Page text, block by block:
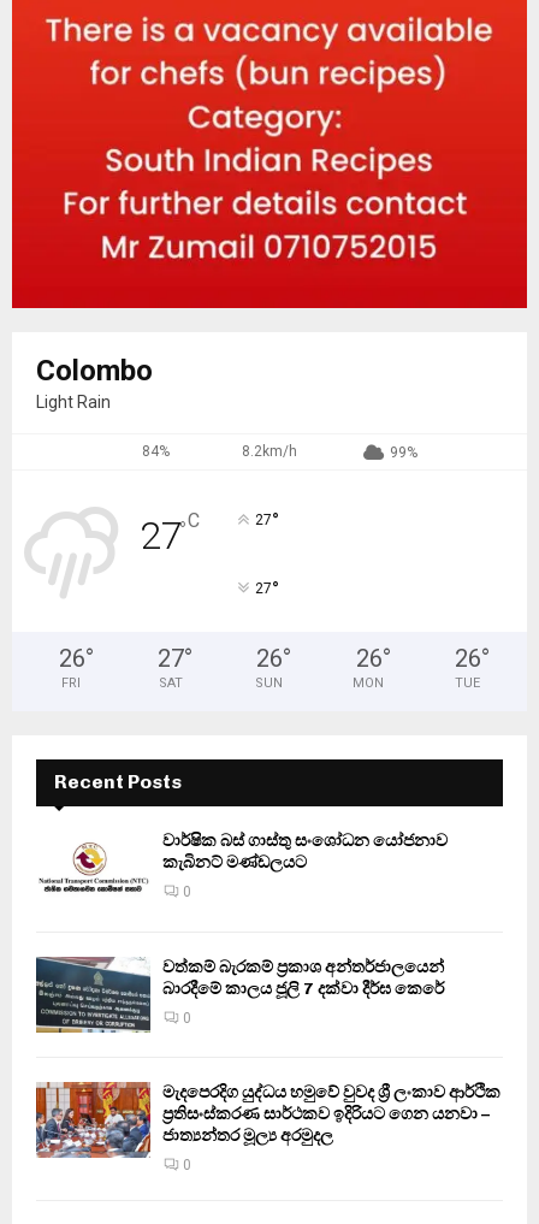
Colombo
Light Rain
84% 8.2km/h 99%
27°C 27°
27°
26°
FRI
27°
SAT
26°
SUN
26°
MON
26°
TUE
Recent Posts
වාර්ෂික බස් ගාස්තු සංශෝධන යෝජනාව
කැබිනට් මණ්ඩලයට
0
වත්කම් බැරකම් ප්‍රකාශ අන්තර්ජාලයෙන්
බාරදීමේ කාලය ජූලි 7 දක්වා දීර්ඝ කෙරේ
0
මැදපෙරදිග යුද්ධය හමුවේ වුවද ශ්‍රී ලංකාව ආර්ථික
ප්‍රතිසංස්කරණ සාර්ථකව ඉදිරියට ගෙන යනවා –
ජාත්‍යන්තර මූල්‍ය අරමුදල
0